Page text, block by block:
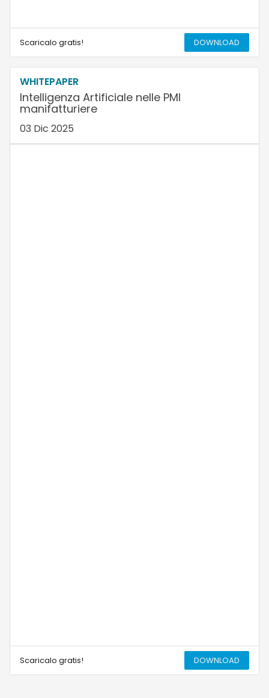
Scaricalo gratis! DOWNLOAD
WHITEPAPER
Intelligenza Artificiale nelle PMI
manifatturiere
03 Dic 2025
Scaricalo gratis! DOWNLOAD